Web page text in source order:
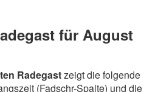
für August
Radegastzeigt die folgende
(Fadschr-Spalte) und die